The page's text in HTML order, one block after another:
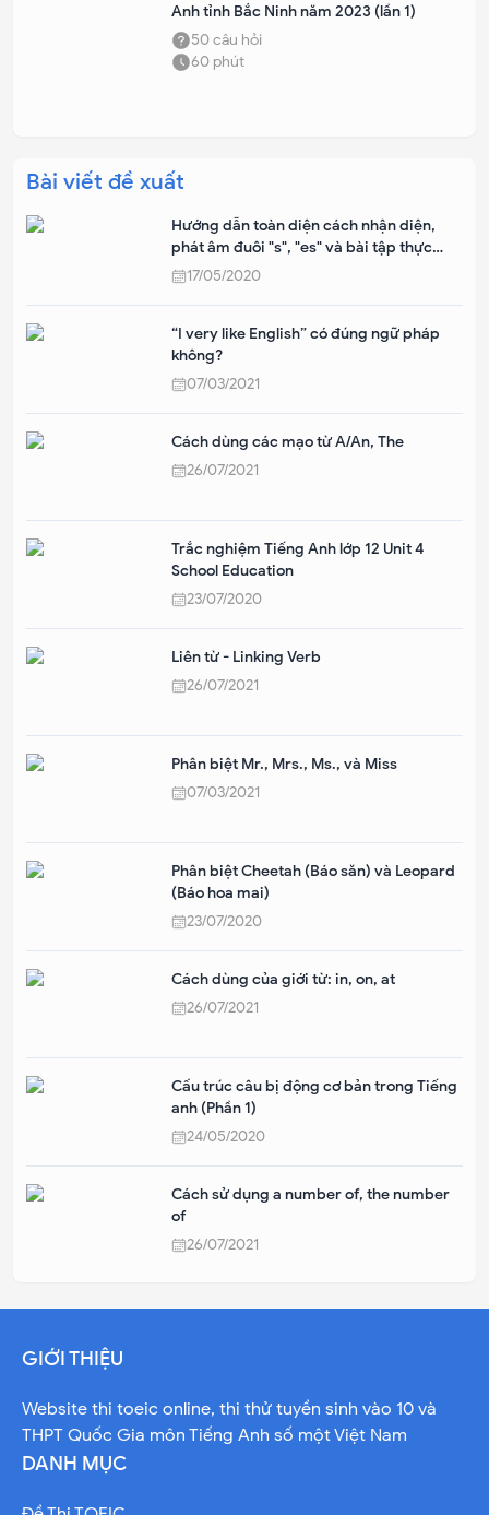
Anh tỉnh Bắc Ninh năm 2023 (lần 1)
50câu hỏi
60 phút
Bài viết đề xuất
Hướng dẫn toàn diện cách nhận diện,
phát âm đuôi "s", "es" và bài tập thực
hành trong Tiếng Anh
17/05/2020
“I very like English” có đúng ngữ pháp
không?
07/03/2021
Cách dùng các mạo từ A/An, The
26/07/2021
Trắc nghiệm Tiếng Anh lớp 12 Unit 4
School Education
23/07/2020
Liên từ - Linking Verb
26/07/2021
Phân biệt Mr., Mrs., Ms., và Miss
07/03/2021
Phân biệt Cheetah (Báo săn) và Leopard
(Báo hoa mai)
23/07/2020
Cách dùng của giới từ: in, on, at
26/07/2021
Cấu trúc câu bị động cơ bản trong Tiếng
anh (Phần 1)
24/05/2020
Cách sử dụng a number of, the number
of
26/07/2021
GIỚI THIỆU
Website thi toeic online, thi thử tuyền sinh vào 10 và
THPT Quốc Gia môn Tiếng Anh số một Việt Nam
DANH MỤC